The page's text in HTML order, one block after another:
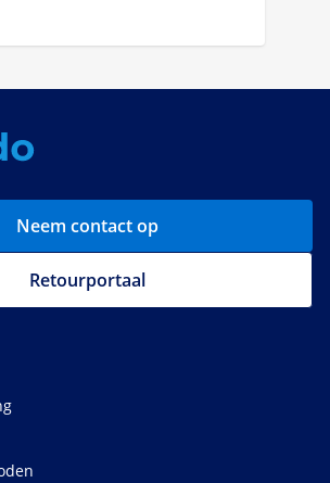
Neem contact op
Retourportaal